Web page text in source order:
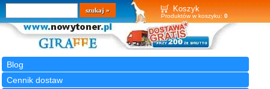
Koszyk
Produktów w koszyku: 0
Blog
Cennik dostaw
Wyszukiwarka
szukaj